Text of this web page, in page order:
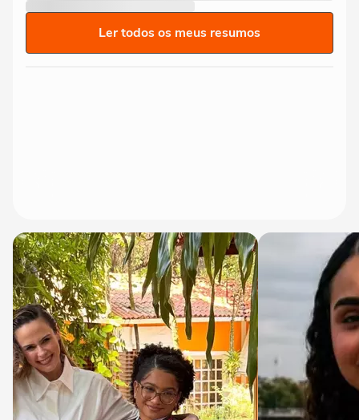
Ler todos os meus resumos